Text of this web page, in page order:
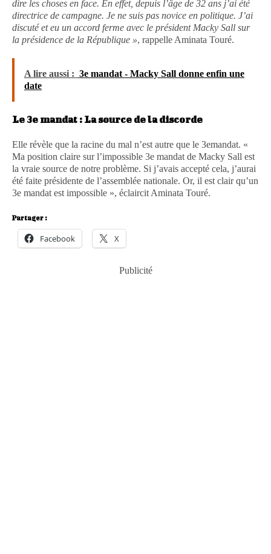
dire les choses en face. En effet, depuis l’âge de 32 ans j’ai été
directrice de campagne. Je ne suis pas novice en politique. J’ai
discuté et eu un accord ferme avec le président Macky Sall sur
la présidence de la République », rappelle Aminata Touré.
A lire aussi : 3e mandat - Macky Sall donne enfin une
date
Le 3e mandat : La source de la discorde
Elle révèle que la racine du mal n’est autre que le 3emandat. «
Ma position claire sur l’impossible 3e mandat de Macky Sall est
la vraie source de notre problème. Si j’avais accepté cela, j’aurai
été faite présidente de l’assemblée nationale. Or, il est clair qu’un
3e mandat est impossible », éclaircit Aminata Touré.
Partager :
Facebook X
Publicité